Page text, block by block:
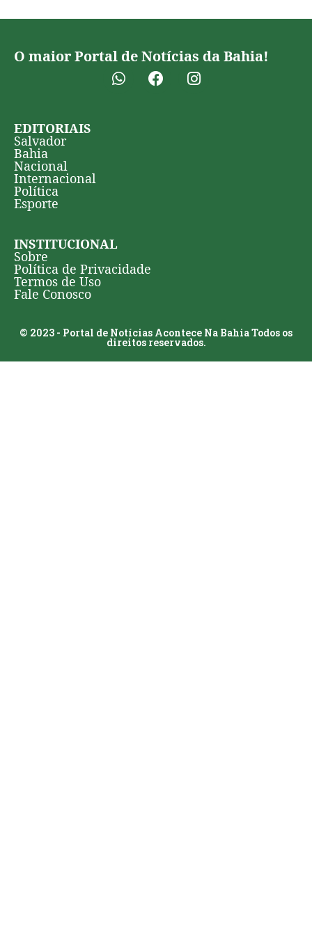
O maior Portal de Notícias da Bahia!
EDITORIAIS
Salvador
Bahia
Nacional
Internacional
Política
Esporte
INSTITUCIONAL
Sobre
Política de Privacidade
Termos de Uso
Fale Conosco
© 2023 - Portal de Notícias Acontece Na Bahia Todos os
direitos reservados.